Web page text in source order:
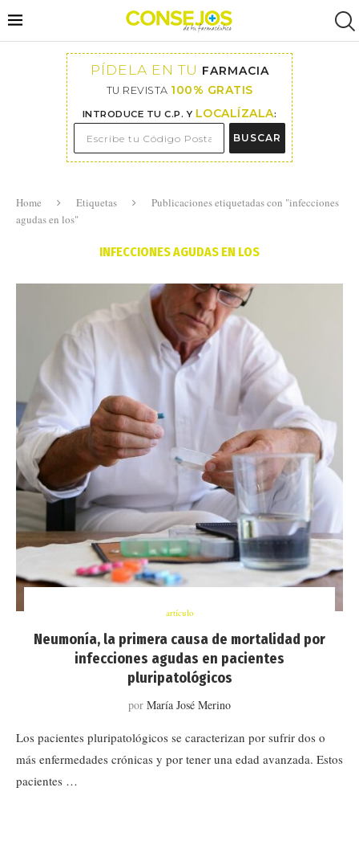
PÍDELA EN TU FARMACIA
TU REVISTA 100% GRATIS
INTRODUCE TU C.P. Y LOCALÍZALA:
BUSCAR
Home Etiquetas
Publicaciones etiquetadas con "infecciones
agudas en los"
INFECCIONES AGUDAS EN LOS
artículo
Neumonía, la primera causa de mortalidad por
infecciones agudas en pacientes
pluripatológicos
por María José Merino
Los pacientes pluripatológicos se caracterizan por sufrir dos o
más enfermedades crónicas y por tener una edad avanzada. Estos
pacientes …